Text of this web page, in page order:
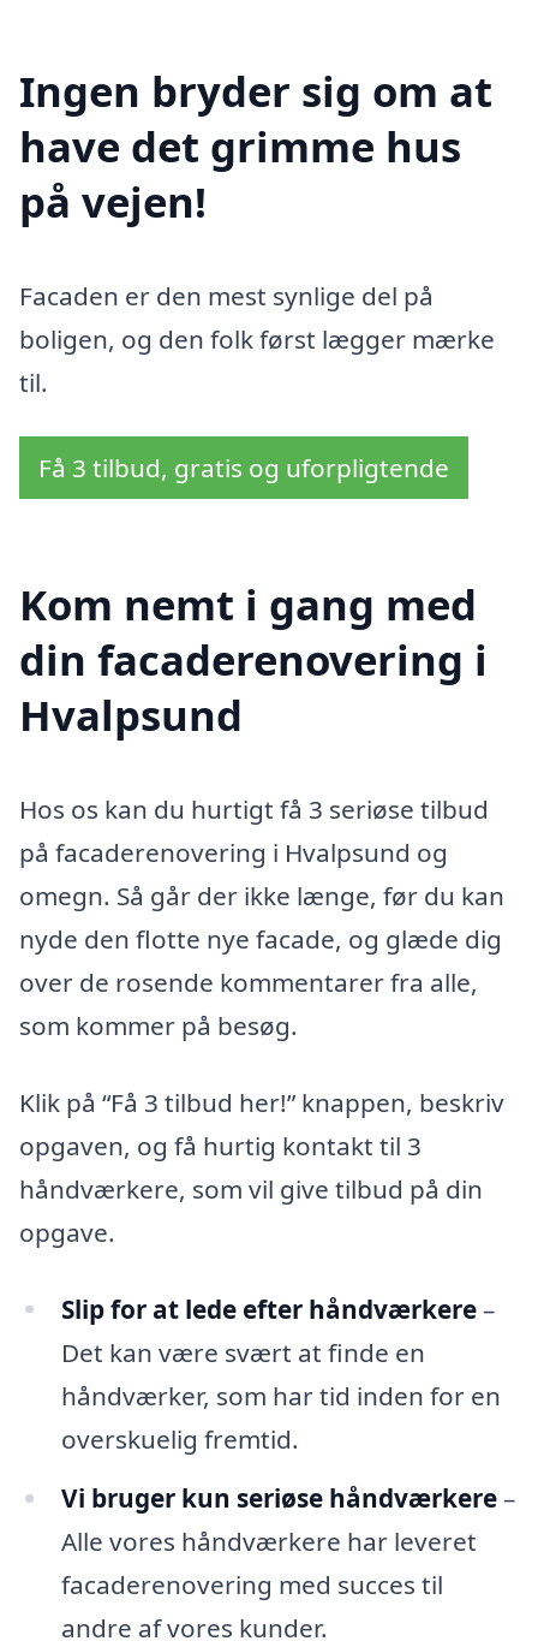
Ingen bryder sig om at
have det grimme hus
på vejen!
Facaden er den mest synlige del på
boligen, og den folk først lægger mærke
til.
Få 3 tilbud, gratis og uforpligtende
Kom nemt i gang med
din facaderenovering i
Hvalpsund
Hos os kan du hurtigt få 3 seriøse tilbud
på facaderenovering i Hvalpsund og
omegn. Så går der ikke længe, før du kan
nyde den flotte nye facade, og glæde dig
over de rosende kommentarer fra alle,
som kommer på besøg.
Klik på “Få 3 tilbud her!” knappen, beskriv
opgaven, og få hurtig kontakt til 3
håndværkere, som vil give tilbud på din
opgave.
Slip for at lede efter håndværkere–
Det kan være svært at finde en
håndværker, som har tid inden for en
overskuelig fremtid.
Vi bruger kun seriøse håndværkere–
Alle vores håndværkere har leveret
facaderenovering med succes til
andre af vores kunder.